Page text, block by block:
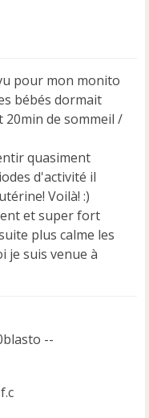
pour mon monito
bébés dormait
de sommeil /
quasiment
d'activité il
Voilà! :)
et super fort
plus calme les
je suis venue à
--